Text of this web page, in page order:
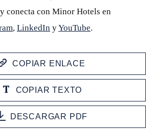
y conecta con Minor Hotels en
, LinkedIn yYouTube.
COPIAR ENLACE
COPIAR TEXTO
DESCARGAR PDF